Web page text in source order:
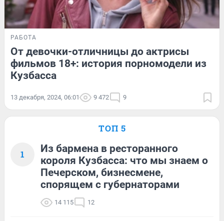
РАБОТА
От девочки-отличницы до актрисы
фильмов 18+: история порномодели из
Кузбасса
13 декабря, 2024, 06:01 9 472 9
ТОП 5
1
Из бармена в ресторанного
короля Кузбасса: что мы знаем о
Печерском, бизнесмене,
спорящем с губернаторами
14 115 12